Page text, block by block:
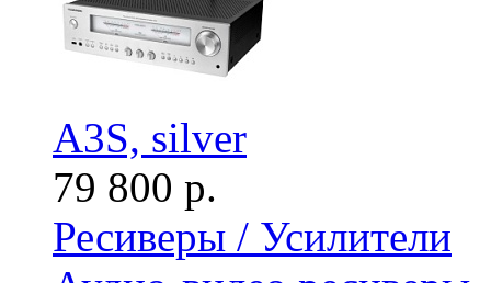
A3S, silver
79 800 р.
Ресиверы / Усилители